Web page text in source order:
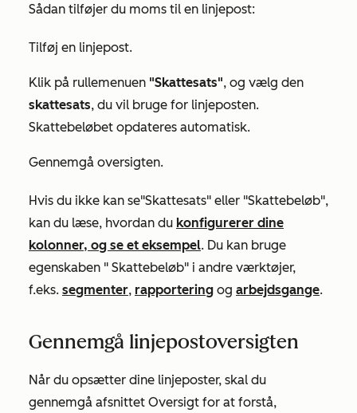
Sådan tilføjer du moms til en linjepost:
Tilføj en linjepost.
Klik på rullemenuen "Skattesats", og vælg den
skattesats, du vil bruge for linjeposten.
Skattebeløbet opdateres automatisk.
Gennemgå oversigten.
Hvis du ikke kan se"Skattesats" eller "Skattebeløb",
kan du læse, hvordan du konfigurerer dine
kolonner, og se et eksempel. Du kan bruge
egenskaben " Skattebeløb" i andre værktøjer,
f.eks. segmenter, rapportering og arbejdsgange.
Gennemgå linjepostoversigten
Når du opsætter dine linjeposter, skal du
gennemgå afsnittet Oversigt for at forstå,